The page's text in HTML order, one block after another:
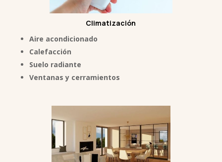
Climatización
Aire acondicionado
Calefacción
Suelo radiante
Ventanas y cerramientos